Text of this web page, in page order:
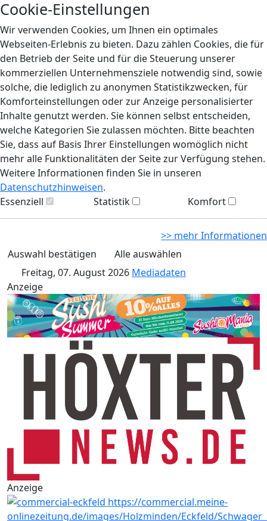
Cookie-Einstellungen
Wir verwenden Cookies, um Ihnen ein optimales
Webseiten-Erlebnis zu bieten. Dazu zählen Cookies, die für
den Betrieb der Seite und für die Steuerung unserer
kommerziellen Unternehmensziele notwendig sind, sowie
solche, die lediglich zu anonymen Statistikzwecken, für
Komforteinstellungen oder zur Anzeige personalisierter
Inhalte genutzt werden. Sie können selbst entscheiden,
welche Kategorien Sie zulassen möchten. Bitte beachten
Sie, dass auf Basis Ihrer Einstellungen womöglich nicht
mehr alle Funktionalitäten der Seite zur Verfügung stehen.
Weitere Informationen finden Sie in unseren
Datenschutzhinweisen.
Essenziell
Statistik Komfort
>> mehr Informationen
Auswahl bestätigen
Alle auswählen
Freitag, 07. August 2026 Mediadaten
Anzeige
Anzeige